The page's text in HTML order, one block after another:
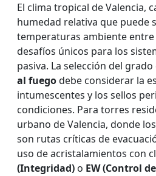
El clima tropical de Valencia,
humedad relativa que puede
temperaturas ambiente entre
desafíos únicos para los
pasiva. La selección del grado
al fuegodebe considerar la
intumescentes y los sellos
condiciones. Para torres
urbano de Valencia, donde
son rutas críticas de
uso de acristalamientos con
(Integridad) o EW (Control